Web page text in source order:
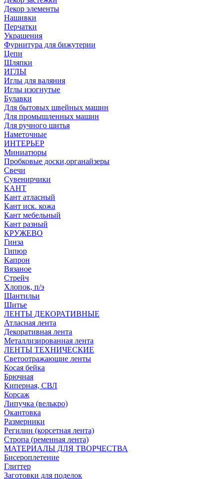
Декор элементы
Нашивки
Перчатки
Украшения
Фурнитура для бижутерии
Цепи
Шляпки
ИГЛЫ
Иглы для валяния
Иглы изогнутые
Булавки
Для бытовых швейных машин
Для промышленных машин
Для ручного шитья
Наметочные
ИНТЕРЬЕР
Миниатюры
Пробковые доски,органайзеры
Свечи
Сувенирчики
КАНТ
Кант атласный
Кант иск. кожа
Кант мебельный
Кант разный
КРУЖЕВО
Гинза
Гипюр
Капрон
Вязаное
Стрейч
Хлопок, п/э
Шантильи
Шитье
ЛЕНТЫ ДЕКОРАТИВНЫЕ
Атласная лента
Декоративная лента
Металлизированная лента
ЛЕНТЫ ТЕХНИЧЕСКИЕ
Светоотражающие ленты
Косая бейка
Брючная
Киперная, СВЛ
Корсаж
Липучка (велькро)
Окантовка
Размерники
Регилин (корсетная лента)
Стропа (ременная лента)
МАТЕРИАЛЫ ДЛЯ ТВОРЧЕСТВА
Бисероплетение
Глиттер
Заготовки для поделок